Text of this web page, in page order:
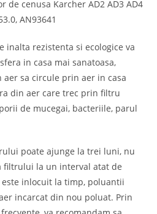
cenusa Karcher AD2 AD3 AD4
AN93641
inalta rezistenta si ecologice va
in casa mai sanatoasa,
sa circule prin aer in casa
din aer care trec prin filtru
de mucegai, bacteriile, parul
poate ajunge la trei luni, nu
filtrului la un interval atat de
inlocuit la timp, poluantii
incarcat din nou poluat. Prin